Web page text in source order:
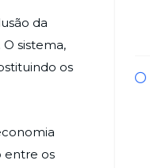
da
sistema,
os
entre os